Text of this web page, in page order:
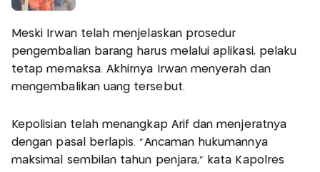
Meski Irwan telah menjelaskan prosedur
pengembalian barang harus melalui aplikasi, pelaku
tetap memaksa. Akhirnya Irwan menyerah dan
mengembalikan uang tersebut.
Kepolisian telah menangkap Arif dan menjeratnya
dengan pasal berlapis. “Ancaman hukumannya
maksimal sembilan tahun penjara,” kata Kapolres